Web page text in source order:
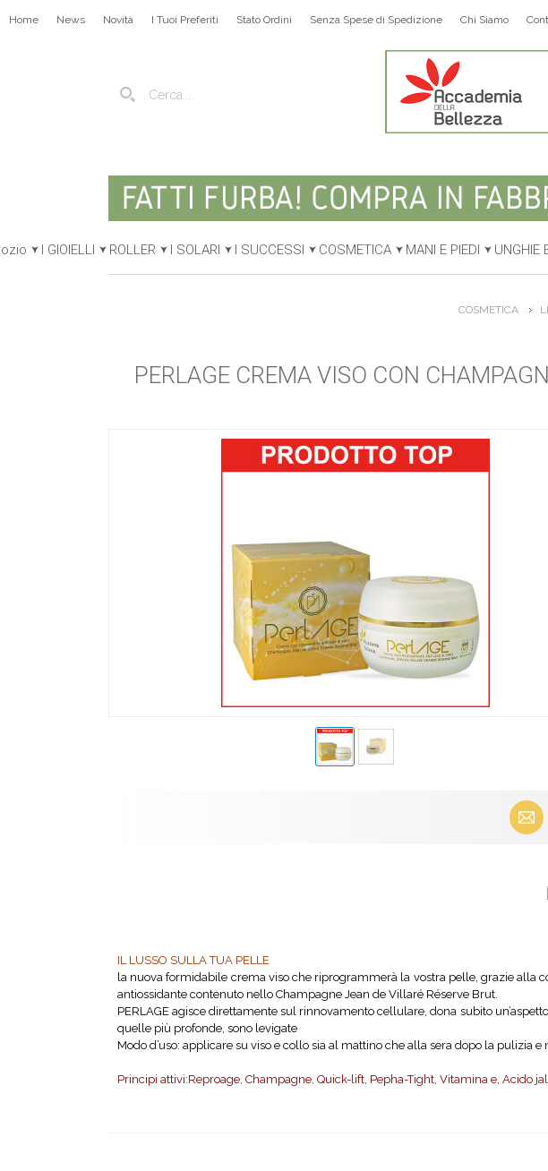
Home News Novità I Tuoi Preferiti Stato Ordini Senza Spese di Spedizione Chi Siamo
I GIOIELLI ROLLER I SOLARI I SUCCESSI COSMETICA MANI E PIEDI UNGHIE
COSMETICA
PERLAGE CREMA VISO CON
Email
IL LUSSO SULLA TUA PELLE
la nuova formidabile crema viso che riprogrammerà la vostra pelle, grazie alla
antiossidante contenuto nello Champagne Jean de Villaré Réserve Brut.
PERLAGE agisce direttamente sul rinnovamento cellulare, dona subito
quelle più profonde, sono levigate
Modo d’uso: applicare su viso e collo sia al mattino che alla sera dopo la pulizia
Principi attivi:Reproage, Champagne, Quick-lift, Pepha-Tight, Vitamina e, Acido